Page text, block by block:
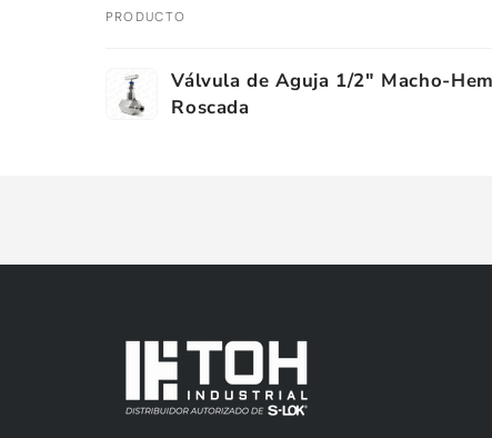
carrito
PRODUCTO
Válvula de Aguja 1/2" Macho-
Roscada